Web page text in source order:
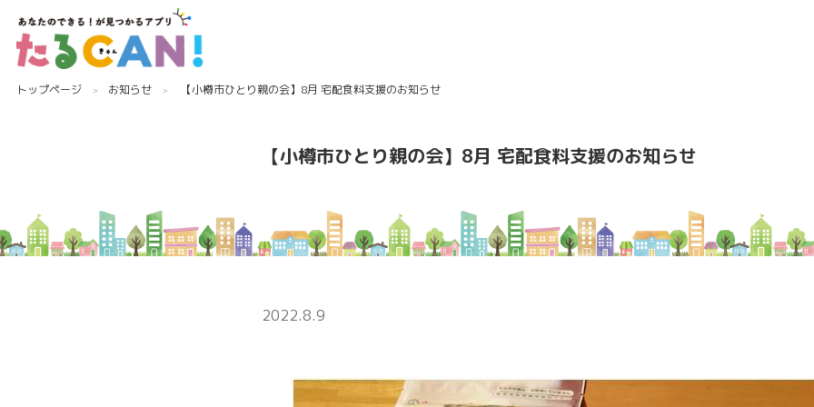
トップページ お知らせ 【小樽市ひとり親の会】8月 宅配食料支援のお知らせ
【小樽市ひとり親の会】8月 宅配食料支援のお知らせ
2022.8.9